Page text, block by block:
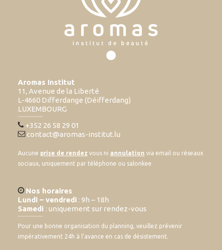
Aromas Institut
11, Avenue de la Liberté
L-4660 Differdange (Déifferdang)
LUXEMBOURG
+352 26 58 29 01
contact@aromas-institut.lu
Aucune prise de rendez vous ni annulation via email ou réseaux
sociaux, uniquement par téléphone ou salonkee
Nos horaires
Lundi – vendredi : 9h – 18h
Samedi : uniquement sur rendez-vous
Pour une bonne organisation du planning, veuillez prévenir
impérativement 24h à l’avance en cas de désistement.